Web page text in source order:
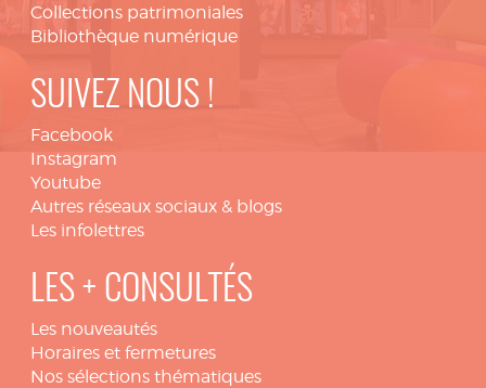
Collections patrimoniales
Bibliothèque numérique
SUIVEZ NOUS !
Facebook
Instagram
Youtube
Autres réseaux sociaux & blogs
Les infolettres
LES + CONSULTÉS
Les nouveautés
Horaires et fermetures
Nos sélections thématiques